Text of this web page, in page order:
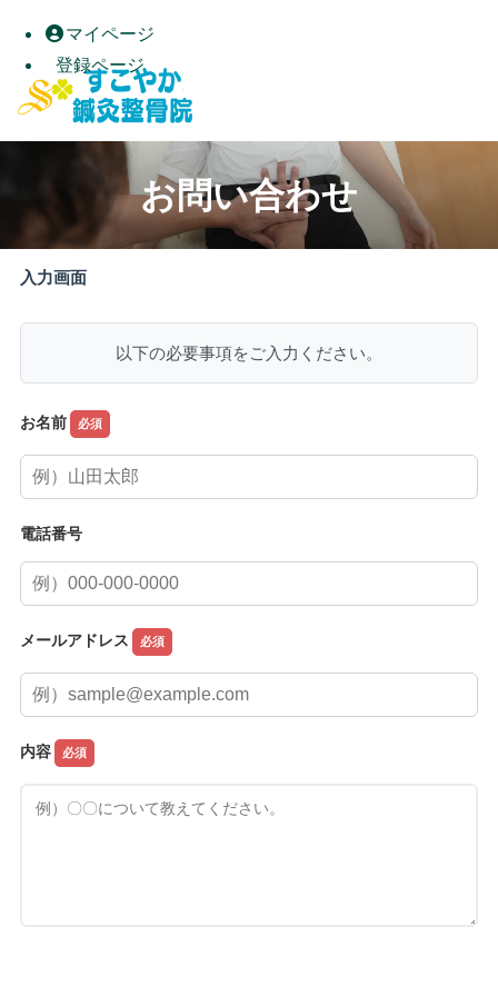
マイページ
登録ページ
お問い合わせ｜すこやか鍼灸整骨院｜高松市屋島の自律神
お問い合わせ
入力画面
以下の必要事項をご入力ください。
お名前
電話番号
メールアドレス
内容